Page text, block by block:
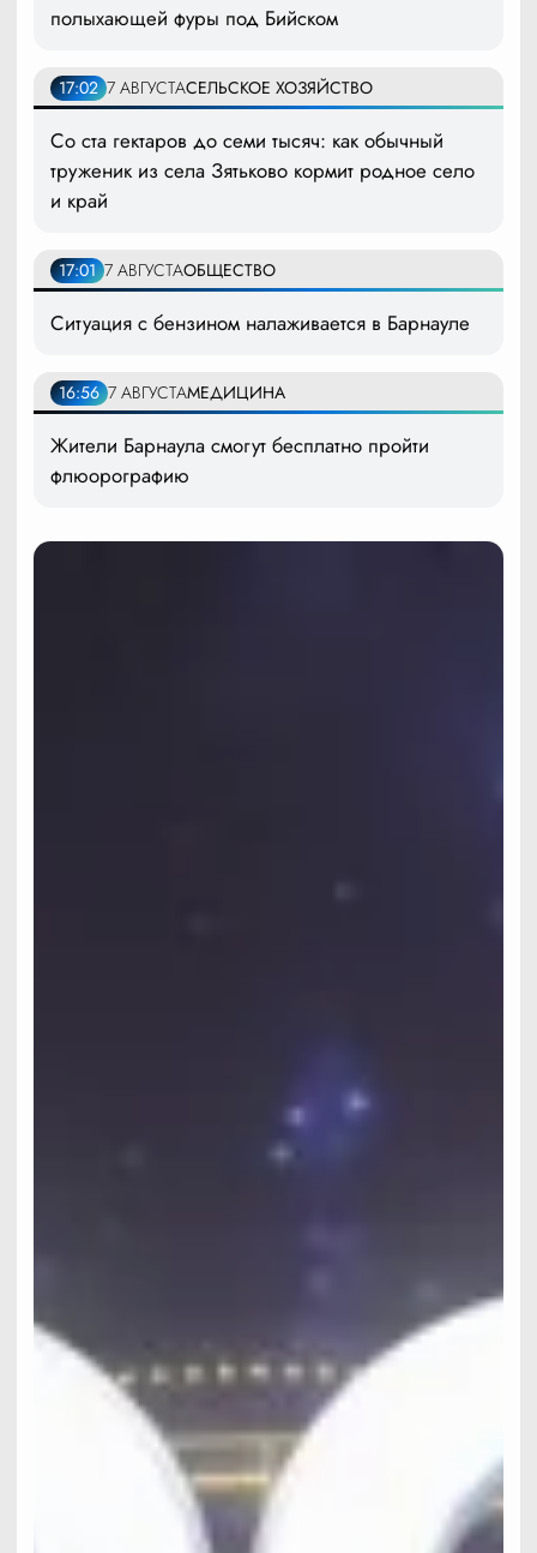
полыхающей фуры под Бийском
17:02 7 АВГУСТАСЕЛЬСКОЕ ХОЗЯЙСТВО
Со ста гектаров до семи тысяч: как обычный
труженик из села Зятьково кормит родное село
и край
17:01 7 АВГУСТАОБЩЕСТВО
Ситуация с бензином налаживается в Барнауле
16:56 7 АВГУСТАМЕДИЦИНА
Жители Барнаула смогут бесплатно пройти
флюорографию